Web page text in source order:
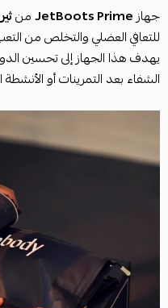
جهازJetBoots Primeمن
للتعافي العضلي والتخلص من
يهدف هذا الجهاز إلى تحسين
الشفاء بعد التمرينات أو الأنشطة